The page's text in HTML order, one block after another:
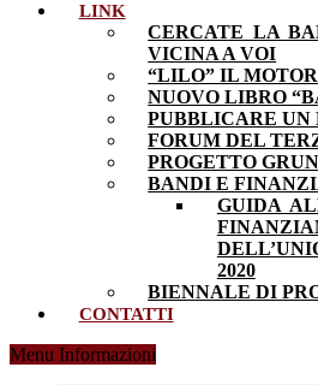
LINK
CERCATE LA
VICINA A VOI
“LILO” IL
NUOVO LIBRO
PUBBLICARE UN
FORUM DEL
PROGETTO
BANDI E
GUIDA
2020
BIENNALE DI
CONTATTI
Menu Informazioni